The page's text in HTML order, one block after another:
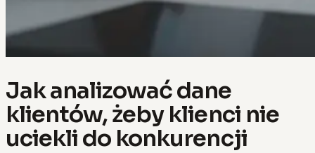
Jak analizować dane
klientów, żeby klienci nie
uciekli do konkurencji